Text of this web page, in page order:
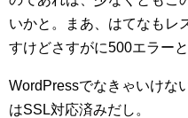
いかと。まあ、はてなもレ
すけどさすがに500エラー
WordPressでなきゃいけな
はSSL対応済みだし。